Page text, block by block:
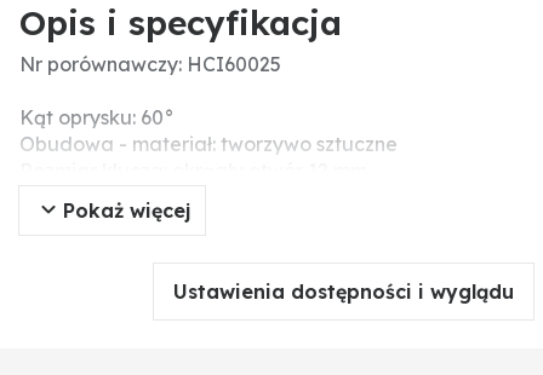
Opis i specyfikacja
Nr porównawczy: HCI60025
Kąt oprysku: 60°
Obudowa - materiał: tworzywo sztuczne
Materiał końcówki: ceramika
Typ dyszy: rozpylacz o pustym strumieniu stożkowym
powlekana tworzywem sztucznym, okrągły otwór 12
Pokaż więcej
Ustawienia dostępności i wyglądu